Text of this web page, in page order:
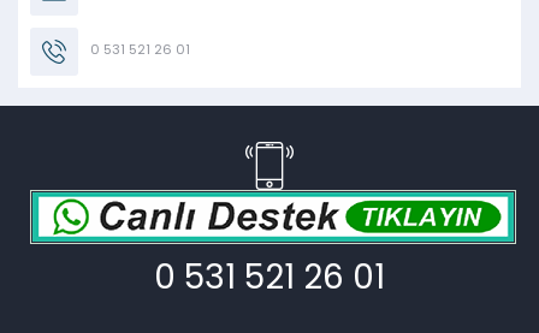
0 531 521 26 01
0 531 521 26 01